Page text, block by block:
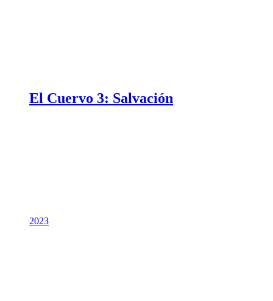
El Cuervo 3: Salvación
2023